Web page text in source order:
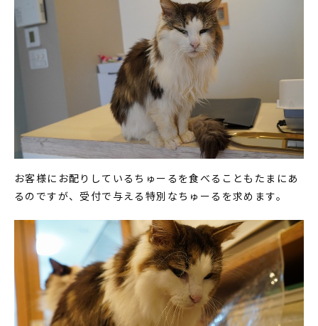
お客様にお配りしているちゅーるを食べることもたまにあ
るのですが、受付で与える特別なちゅーるを求めます。